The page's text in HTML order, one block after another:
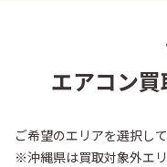
エアコン
ご希望のエリアを選択して
※沖縄県は買取対象外エリ